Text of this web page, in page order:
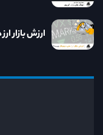
ارزش بازار